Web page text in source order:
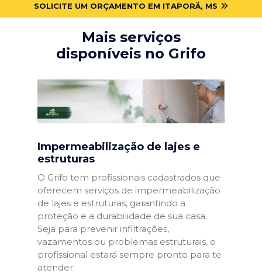
SOLICITE UM ORÇAMENTO EM ITAPORÃ, MS
Mais serviços
disponíveis no Grifo
Impermeabilização de lajes e
estruturas
O Grifo tem profissionais cadastrados que
oferecem serviços de impermeabilização
de lajes e estruturas, garantindo a
proteção e a durabilidade de sua casa.
Seja para prevenir infiltrações,
vazamentos ou problemas estruturais, o
profissional estará sempre pronto para te
atender.